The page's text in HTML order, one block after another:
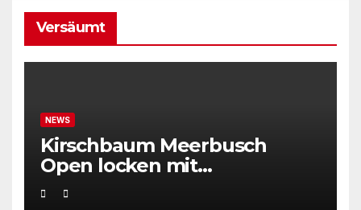
Versäumt
NEWS
Kirschbaum Meerbusch
Open locken mit
Weltklassetennis